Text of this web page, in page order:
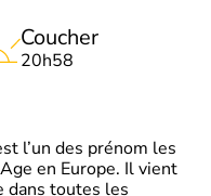
Coucher
20h58
l’un des prénom les
en Europe. Il vient
dans toutes les